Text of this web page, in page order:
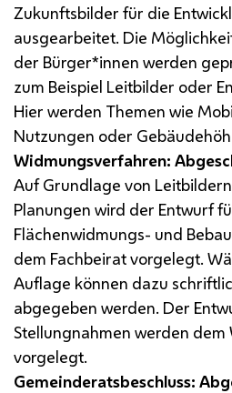
Zukunftsbilder für die
ausgearbeitet. Die
der Bürger*innen werden
zum Beispiel Leitbilder oder
Hier werden Themen wie
Nutzungen oder
Widmungsverfahren:
Auf Grundlage von
Planungen wird der Entwurf
Flächenwidmungs- und
dem Fachbeirat vorgelegt.
Auflage können dazu
abgegeben werden. Der
Stellungnahmen werden
vorgelegt.
Gemeinderatsbeschluss: